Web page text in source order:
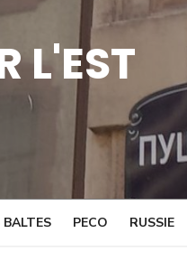
L'EST
PECO RUSSIE